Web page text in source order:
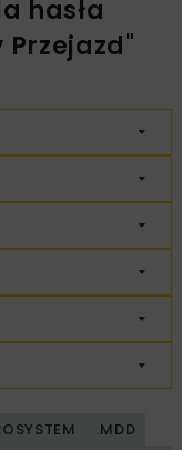
hasła
.MDD